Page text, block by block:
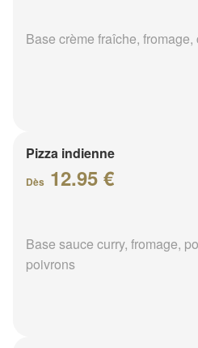
Base crème fraîche, fromage,
Pizza indienne
Dès 12.95 €
Base sauce curry, fromage,
poivrons